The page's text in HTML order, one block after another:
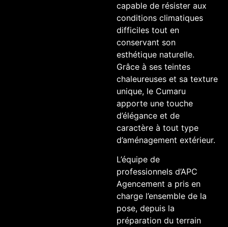
capable de résister aux
conditions climatiques
difficiles tout en
conservant son
esthétique naturelle.
Grâce à ses teintes
chaleureuses et sa texture
unique, le Cumaru
apporte une touche
d’élégance et de
caractère à tout type
d’aménagement extérieur.
L’équipe de
professionnels d’APC
Agencement a pris en
charge l’ensemble de la
pose, depuis la
préparation du terrain